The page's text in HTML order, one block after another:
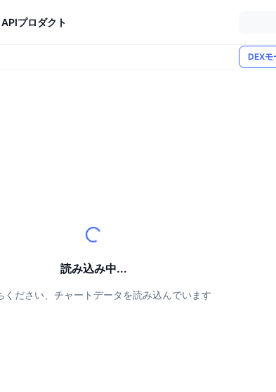
APIプロダクト
DEXモ
読み込み中...
ください、チャートデータを読み込んでいます